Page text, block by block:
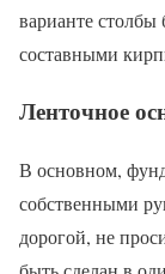
варианте
составными
Ленточное
В основном,
собственными
дорогой, не